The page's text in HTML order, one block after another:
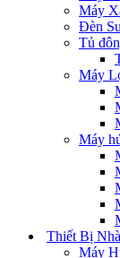
Máy
Đèn
Tủ
Máy
Máy
Thiết Bị
Máy